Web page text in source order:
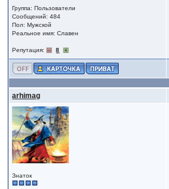
Группа: Пользователи
Сообщений: 484
Пол: Мужской
Реальное имя: Славен
Репутация: 8
arhimag
Знаток